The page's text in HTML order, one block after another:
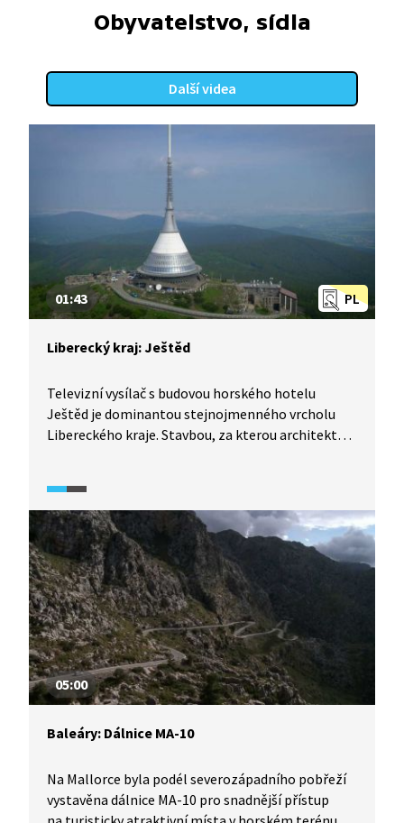
Obyvatelstvo, sídla
Další videa
PL
01:43
Liberecký kraj: Ještěd
Televizní vysílač s budovou horského hotelu
Ještěd je dominantou stejnojmenného vrcholu
Libereckého kraje. Stavbou, za kterou architekt
05:00
Baleáry: Dálnice MA-10
Na Mallorce byla podél severozápadního pobřeží
vystavěna dálnice MA-10 pro snadnější přístup